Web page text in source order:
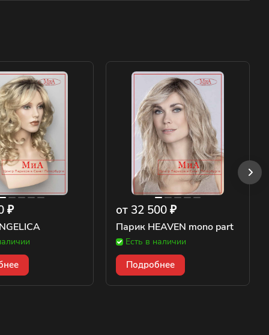
₽ от 32 500 ₽
Парик HEAVEN mono part
Есть в наличии
Подробнее